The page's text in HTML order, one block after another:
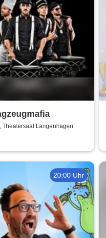
Theatersaal Langenhagen
20:00 Uhr